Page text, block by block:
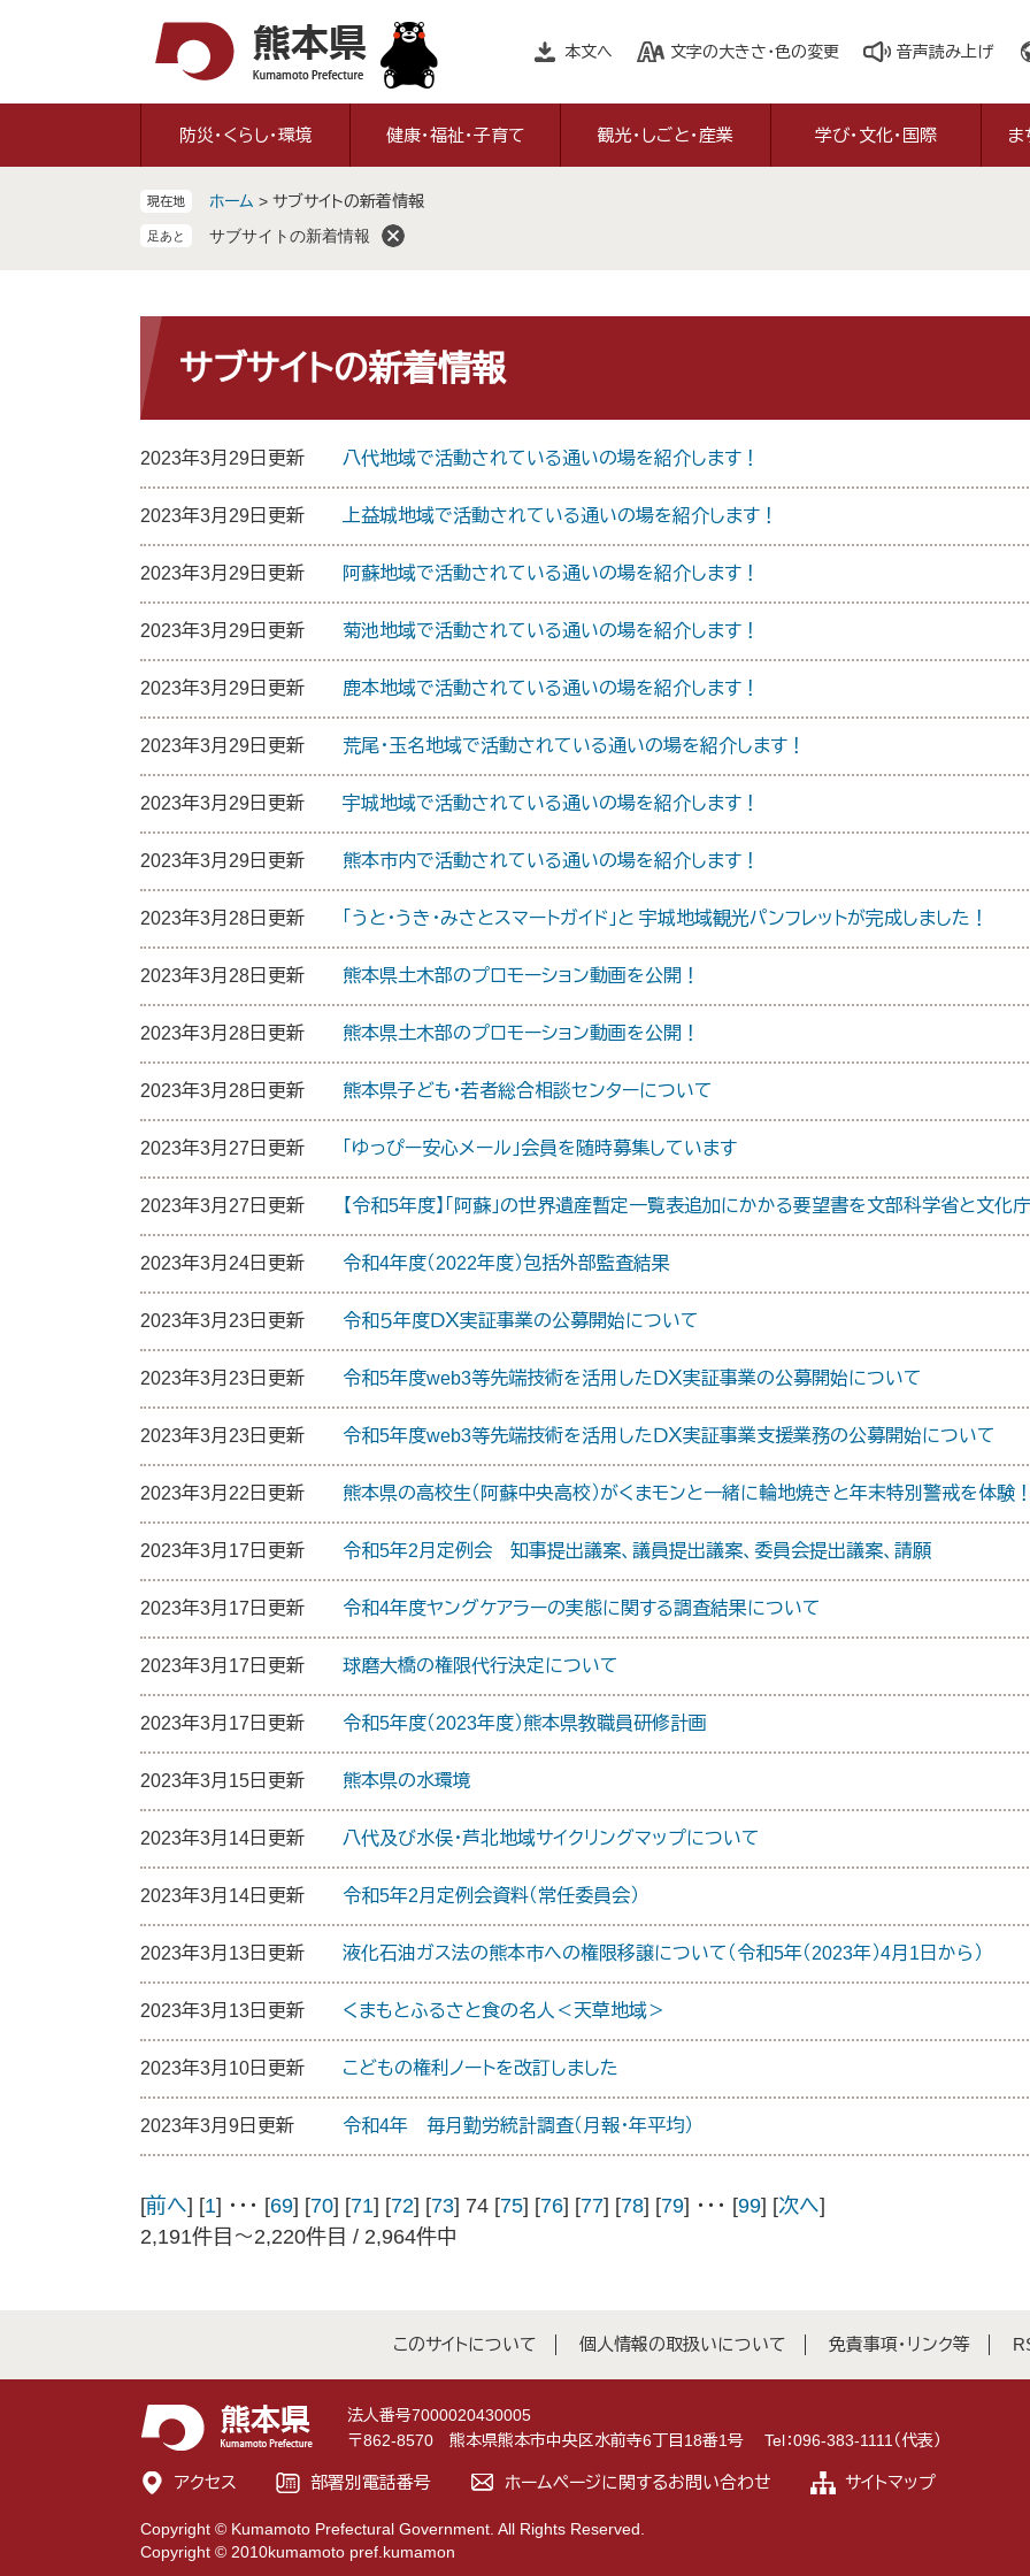
本文へ 文字の大きさ・色の変更 音声読み上げ
防災・くらし・環境 健康・福祉・子育て 観光・しごと・産業 学び・文化・国際 ま
現在地 ホーム > サブサイトの新着情報
サブサイトの新着情報
文
サブサイトの新着情報
2023年3月29日更新 八代地域で活動されている通いの場を紹介します！
2023年3月29日更新 上益城地域で活動されている通いの場を紹介します！
2023年3月29日更新 阿蘇地域で活動されている通いの場を紹介します！
2023年3月29日更新 菊池地域で活動されている通いの場を紹介します！
2023年3月29日更新 鹿本地域で活動されている通いの場を紹介します！
2023年3月29日更新 荒尾・玉名地域で活動されている通いの場を紹介します！
2023年3月29日更新 宇城地域で活動されている通いの場を紹介します！
2023年3月29日更新 熊本市内で活動されている通いの場を紹介します！
2023年3月28日更新 「うと・うき・みさとスマートガイド」と 宇城地域観光パンフレットが完成しました！
2023年3月28日更新 熊本県土木部のプロモーション動画を公開！
2023年3月28日更新 熊本県土木部のプロモーション動画を公開！
2023年3月28日更新 熊本県子ども・若者総合相談センターについて
2023年3月27日更新 「ゆっぴー安心メール」会員を随時募集しています
2023年3月27日更新 【令和5年度】「阿蘇」の世界遺産暫定一覧表追加にかかる要望書を文部科学省と文化
2023年3月24日更新 令和4年度（2022年度）包括外部監査結果
2023年3月23日更新 令和５年度ＤＸ実証事業の公募開始について
2023年3月23日更新 令和5年度web3等先端技術を活用したＤＸ実証事業の公募開始について
2023年3月23日更新 令和5年度web3等先端技術を活用したＤＸ実証事業支援業務の公募開始について
2023年3月22日更新 熊本県の高校生（阿蘇中央高校）がくまモンと一緒に輪地焼きと年末特別警戒を体験！
2023年3月17日更新 令和5年2月定例会 知事提出議案、議員提出議案、委員会提出議案、請願
2023年3月17日更新 令和4年度ヤングケアラーの実態に関する調査結果について
2023年3月17日更新 球磨大橋の権限代行決定について
2023年3月17日更新 令和5年度（2023年度）熊本県教職員研修計画
2023年3月15日更新 熊本県の水環境
2023年3月14日更新 八代及び水俣・芦北地域サイクリングマップについて
2023年3月14日更新 令和5年2月定例会資料（常任委員会）
2023年3月13日更新 液化石油ガス法の熊本市への権限移譲について（令和5年（2023年）4月1日から）
2023年3月13日更新 くまもとふるさと食の名人＜天草地域＞
2023年3月10日更新 こどもの権利ノートを改訂しました
2023年3月9日更新 令和4年 毎月勤労統計調査（月報・年平均）
[前へ] [1] ･･･ [69] [70] [71] [72] [73] 74 [75] [76] [77] [78] [79] ･･･ [99] [次へ]
2,191件目～2,220件目 / 2,964件中
このサイトについて 個人情報の取扱いについて 免責事項・リンク等
法人番号7000020430005
〒862-8570 熊本県熊本市中央区水前寺6丁目18番1号
Tel：096-383-1111（代表）
アクセス 部署別電話番号 ホームページに関するお問い合わせ サイトマップ
Copyright © Kumamoto Prefectural Government. All Rights Reserved.
Copyright © 2010kumamoto pref.kumamon